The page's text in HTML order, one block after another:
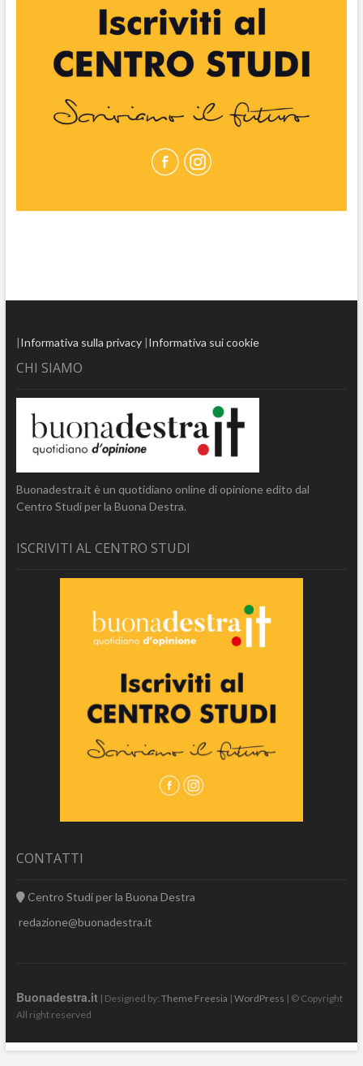
|Informativa sulla privacy|Informativa sui cookie
CHI SIAMO
Buonadestra.it è un quotidiano online di opinione edito dal
Centro Studi per la Buona Destra.
ISCRIVITI AL CENTRO STUDI
CONTATTI
Centro Studi per la Buona Destra
redazione@buonadestra.it
Buonadestra.it | Designed by: Theme Freesia | WordPress | © Copyright
All right reserved